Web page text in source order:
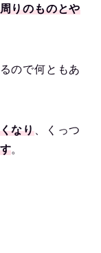
周りのものとや
ので何ともあ
なり、くっつ
。